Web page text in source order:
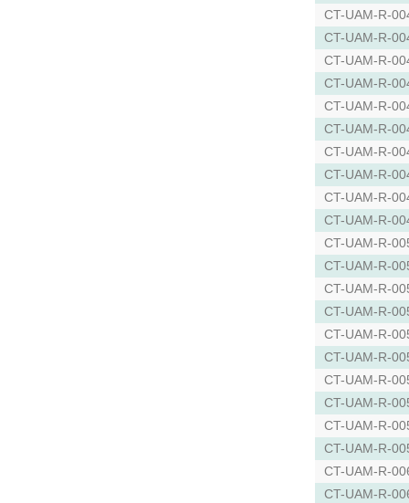
CT-UAM-R-
CT-UAM-R-
CT-UAM-R-
CT-UAM-R-
CT-UAM-R-
CT-UAM-R-
CT-UAM-R-
CT-UAM-R-
CT-UAM-R-
CT-UAM-R-
CT-UAM-R-
CT-UAM-R-
CT-UAM-R-
CT-UAM-R-
CT-UAM-R-
CT-UAM-R-
CT-UAM-R-
CT-UAM-R-
CT-UAM-R-
CT-UAM-R-
CT-UAM-R-
CT-UAM-R-